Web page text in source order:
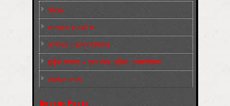
Slider
कारख़ाना इलाक़ों से
फ़ासीवाद / साम्‍प्रदायिकता
बुर्जुआ जनवाद – दमन तंत्र, पुलिस, न्‍यायपालिका
संघर्षरत जनता
Recent Posts